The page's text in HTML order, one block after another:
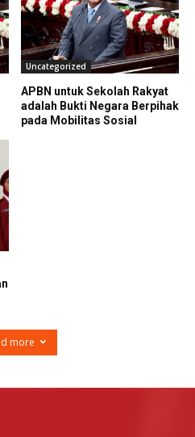
Uncategorized
APBN untuk Sekolah Rakyat
adalah Bukti Negara Berpihak
pada Mobilitas Sosial
more